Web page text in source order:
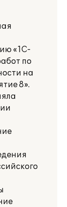
«1С-
по
на
8».